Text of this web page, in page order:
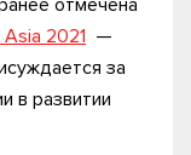
отмечена
2021 —
за
в развитии